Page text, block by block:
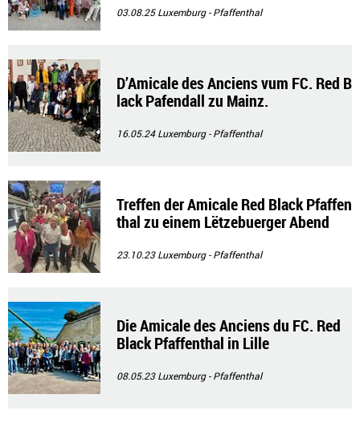
03.08.25Luxemburg - Pfaffenthal
D’Amicale des Anciens vum FC. Red B
lack Pafendall zu Mainz.
16.05.24Luxemburg - Pfaffenthal
Treffen der Amicale Red Black Pfaffen
thal zu einem Lëtzebuerger Abend
23.10.23Luxemburg - Pfaffenthal
Die Amicale des Anciens du FC. Red
Black Pfaffenthal in Lille
08.05.23Luxemburg - Pfaffenthal